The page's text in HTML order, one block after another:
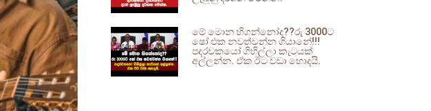
මේ මොන හිගන්නෝද??රු 3000ට
ෂෝ එක නවත්වන්න ගියානේ!!!
පදරචකයෝ ගිහිල්ලා කැටයක්
අල්ලන්න. ඒක ඊට වඩා හොදයි.